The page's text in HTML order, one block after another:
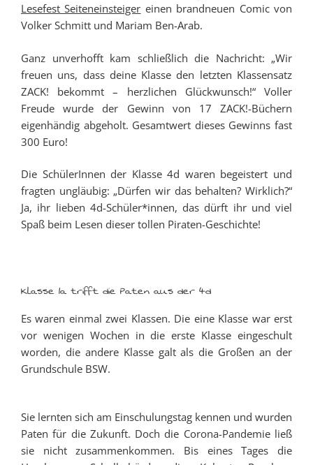
Lesefest Seiteneinsteiger einen brandneuen Comic von
Volker Schmitt und Mariam Ben-Arab.
Ganz unverhofft kam schließlich die Nachricht: „Wir
freuen uns, dass deine Klasse den letzten Klassensatz
ZACK! bekommt – herzlichen Glückwunsch!“ Voller
Freude wurde der Gewinn von 17 ZACK!-Büchern
eigenhändig abgeholt. Gesamtwert dieses Gewinns fast
300 Euro!
Die SchülerInnen der Klasse 4d waren begeistert und
fragten ungläubig: „Dürfen wir das behalten? Wirklich?“
Ja, ihr lieben 4d-Schüler*innen, das dürft ihr und viel
Spaß beim Lesen dieser tollen Piraten-Geschichte!
Klasse 1a trifft die Paten aus der 4d
Es waren einmal zwei Klassen. Die eine Klasse war erst
vor wenigen Wochen in die erste Klasse eingeschult
worden, die andere Klasse galt als die Großen an der
Grundschule BSW.
Sie lernten sich am Einschulungstag kennen und wurden
Paten für die Zukunft. Doch die Corona-Pandemie ließ
sie nicht zusammenkommen. Bis eines Tages die